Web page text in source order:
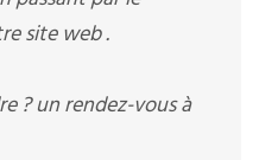
site web .
? un rendez-vous à